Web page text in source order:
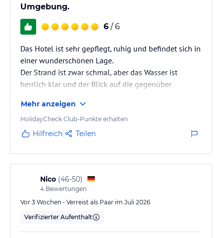
Umgebung.
6 / 6
Das Hotel ist sehr gepflegt, ruhig und befindet sich in
einer wunderschönen Lage.
Der Strand ist zwar schmal, aber das Wasser ist
herrlich klar und der Blick auf die gegenüber
Mehr anzeigen
HolidayCheck Club-Punkte erhalten
Hilfreich Teilen
Nico (46-50)
4 Bewertungen
Vor 3 Wochen • Verreist als Paar im Juli 2026
Verifizierter Aufenthalt